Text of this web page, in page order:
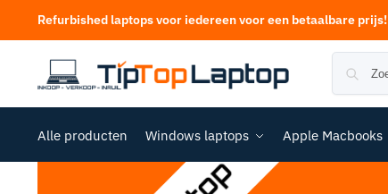
Refurbished laptops voor iedereen voor een betaalbare prijs!
Alle producten Windows laptops Apple Macbooks